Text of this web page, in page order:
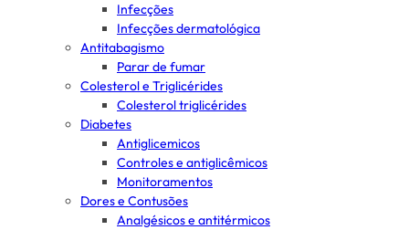
Infecções
Infecções dermatológica
Antitabagismo
Parar de fumar
Colesterol e Triglicérides
Colesterol triglicérides
Diabetes
Antiglicemicos
Controles e antiglicêmicos
Monitoramentos
Dores e Contusões
Analgésicos e antitérmicos